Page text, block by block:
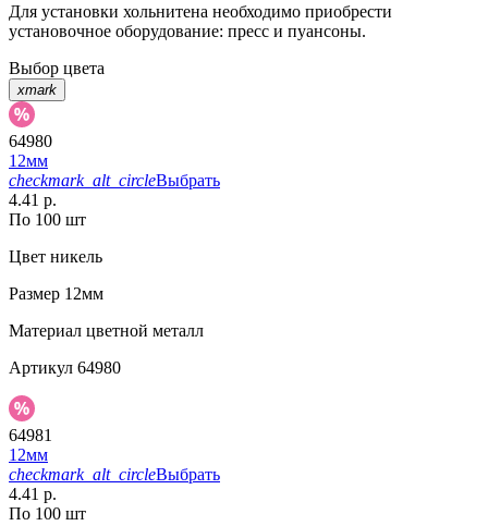
Для установки хольнитена необходимо приобрести
установочное оборудование: пресс и пуансоны.
Выбор цвета
xmark
64980
12мм
checkmark_alt_circleВыбрать
4.41 р.
По 100 шт
Цвет никель
Размер 12мм
Материал цветной металл
Артикул 64980
64981
12мм
checkmark_alt_circleВыбрать
4.41 р.
По 100 шт